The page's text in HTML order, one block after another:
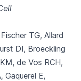
TG, Allard
DI, Broeckling
de Vos RCH,
Gaquerel E,